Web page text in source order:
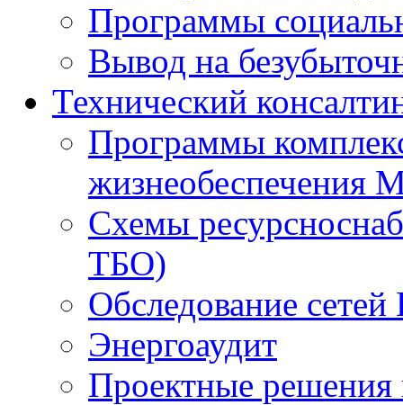
Программы
Вывод на
Технический
Программы
жизнеобеспечения
Схемы
ТБО)
Обследование
Энергоаудит
Проектные решения